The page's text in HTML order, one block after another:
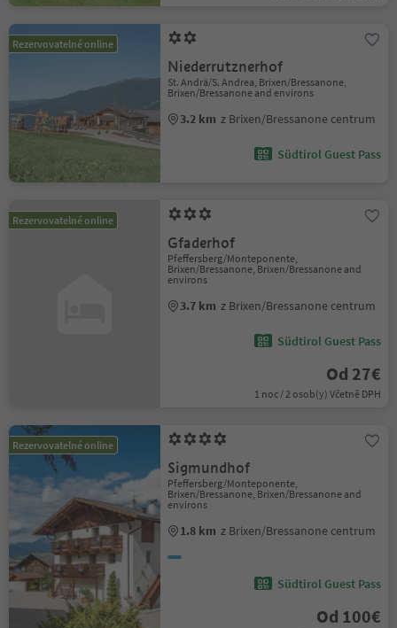
Rezervovatelné online
Niederrutznerhof
St. Andrä/S. Andrea, Brixen/Bressanone,
Brixen/Bressanone and environs
3.2 km z Brixen/Bressanone centrum
Südtirol Guest Pass
Rezervovatelné online
Gfaderhof
Pfeffersberg/Monteponente,
Brixen/Bressanone, Brixen/Bressanone and
environs
3.7 km z Brixen/Bressanone centrum
Südtirol Guest Pass
Od 27€
1 noc / 2 osob(y) Včetně DPH
Rezervovatelné online
Sigmundhof
Pfeffersberg/Monteponente,
Brixen/Bressanone, Brixen/Bressanone and
environs
1.8 km z Brixen/Bressanone centrum
Südtirol Guest Pass
Od 100€